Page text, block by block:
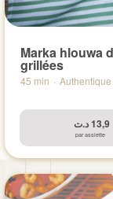
Marka hlouwa
grillées
45 min · Authentique
13,9د.ت
par assiette